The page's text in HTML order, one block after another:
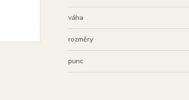
váha
rozměry
punc